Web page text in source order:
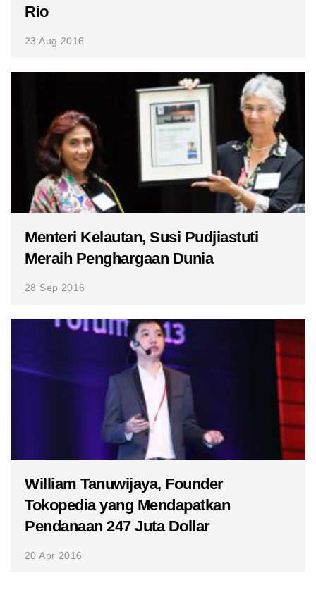
Rio
23 Aug 2016
Menteri Kelautan, Susi Pudjiastuti
Meraih Penghargaan Dunia
28 Sep 2016
William Tanuwijaya, Founder
Tokopedia yang Mendapatkan
Pendanaan 247 Juta Dollar
20 Apr 2016